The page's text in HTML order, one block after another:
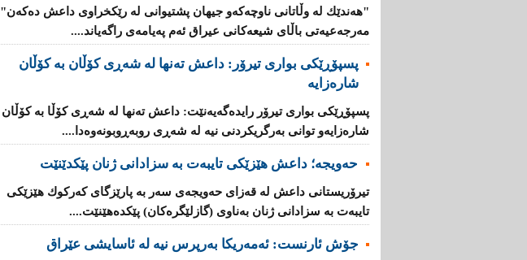
"هەندێك لە وڵاتانی ناوچەكە‌و جیهان پشتیوانی لە رێكخراوی داعش دەكەن"
مەرجەعیەتی باڵای شیعەكانی عیراق ئەم پەیامەی راگەیاند....
پسپۆڕێكی بواری تیرۆر: داعش تەنها لە شەڕی كۆڵان بە كۆڵان
شارەزایە
پسپۆڕێكی بواری تیرۆر رایدەگەیەنێت: داعش تەنها لە شەڕی كۆڵا بە كۆڵان
شارەزایە‌و توانی بەرگریكردنی نیە لە شەڕی روبەڕوبونەوەدا....
حەویجە؛ داعش هێزێكی تایبەت بە سزادانی ژنان پێكدێنێت
تیرۆریستانی داعش لە قەزای حەویجەی سەر بە پارێزگای كەركوك هێزێكی
تایبەت بە سزادانی ژنان بەناوی (گازلێگرەكان) پێكدەهێنێت....
جۆش ئارنست: ئەمەریكا بەرپرس نیە لە ئاسایشی عێراق